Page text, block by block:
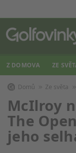
Z DOMOVA ZE
Domů Ze světa
McIlroy
The
jeho